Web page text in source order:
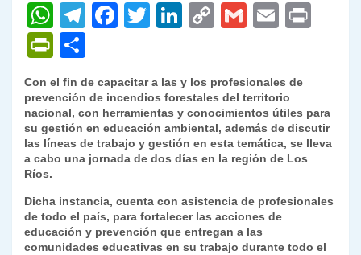
W
h
at
s
A
p
p
T
gr
a
m
F
e
b
o
o
k
T
er
Li
e
dI
n
C
y
Li
n
k
G
l
E
l
P
ri
nt
Fr
ie
dl
y
o
m
p
ar
tir
Con el fin de capacitar a las y los profesionales de
prevención de incendios forestales del territorio
nacional, con herramientas y conocimientos útiles para
su gestión en educación ambiental, además de discutir
las líneas de trabajo y gestión en esta temática, se lleva
a cabo una jornada de dos días en la región de Los
Ríos.
Dicha instancia, cuenta con asistencia de profesionales
de todo el país, para fortalecer las acciones de
educación y prevención que entregan a las
comunidades educativas en su trabajo durante todo el